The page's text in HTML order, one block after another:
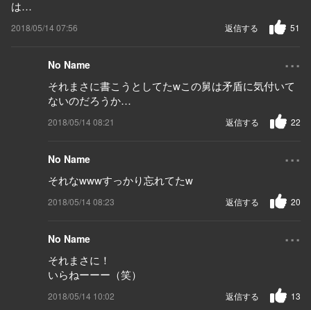
は…
2018/05/14 07:56 51
返信する
No Name ...
それまさに書こうとしてたwこの舅は矛盾に気付いて
ないのだろうか…
2018/05/14 08:21 22
返信する
No Name ...
それなwwwすっかり忘れてたw
2018/05/14 08:23 20
返信する
No Name ...
それまさに！
いらねーーー（笑）
2018/05/14 10:02 13
返信する